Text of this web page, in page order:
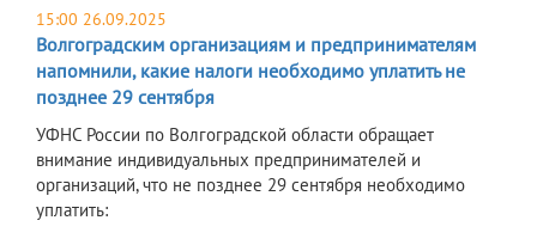
15:00 26.09.2025
Волгоградским организациям и предпринимателям
напомнили, какие налоги необходимо уплатить не
позднее 29 сентября
УФНС России по Волгоградской области обращает
внимание индивидуальных предпринимателей и
организаций, что не позднее 29 сентября необходимо
уплатить: